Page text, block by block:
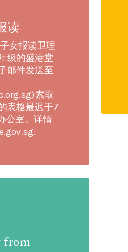
读
女报读卫理
级的盛港堂
邮件发送至
索取
表格最迟于7
公室。详情
from